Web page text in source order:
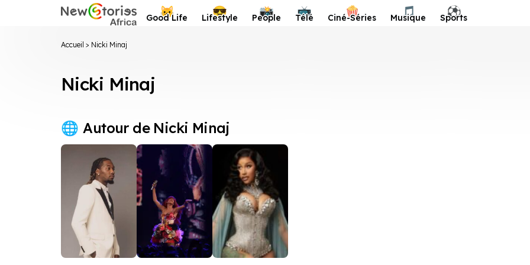
Newstories Africa 😺
Good Life 😎
Lifestyle 📸
People 📺
Télé 🍿
Ciné-Séries 🎵
Musique ⚽️
Sports
Accueil > Nicki Minaj
Nicki Minaj
Autour de Nicki Minaj